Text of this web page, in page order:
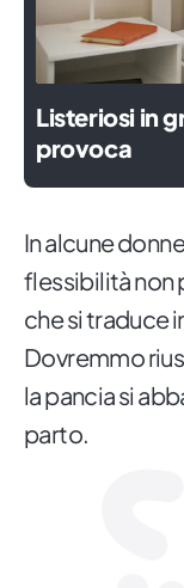
Listeriosi in
provoca
In alcune
flessibilità non
che si traduce
Dovremmo
la pancia si
parto.